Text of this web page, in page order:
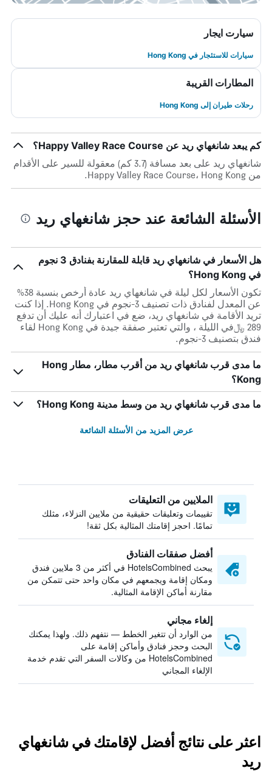
سيارت ايجار
سيارات للاستئجار في Hong Kong
المطارات القريبة
رحلات طيران إلى Hong Kong
كم يبعد شانغهاي ريد عن Happy Valley Race Course؟
شانغهاي ريد على بعد مسافة (3.7 كم) معقولة للسير على الأقدام
من Happy Valley Race Course، Hong Kong.
الأسئلة الشائعة عند حجز شانغهاي ريد
هل الأسعار في شانغهاي ريد قابلة للمقارنة بفنادق 3 نجوم
في Hong Kong؟
تكون الأسعار لكل ليلة في شانغهاي ريد عادة أرخص بنسبة 38%
عن المعدل لفنادق ذات تصنيف 3-نجوم في Hong Kong. إذا كنت
تريد الأقامة في شانغهاي ريد، ضع في اعتبارك أنه عليك أن تدفع
289 ﷼في الليلة ، والتي تعتبر صفقة جيدة في Hong Kong لقاء
فندق بتصنيف 3-نجوم.
ما مدى قرب شانغهاي ريد من أقرب مطار، مطار Hong
Kong؟
ما مدى قرب شانغهاي ريد من وسط مدينة Hong Kong؟
عرض المزيد من الأسئلة الشائعة
الملايين من التعليقات
تقييمات وتعليقات حقيقية من ملايين النزلاء، مثلك
تمامًا. احجز إقامتك المثالية بكل ثقة!
أفضل صفقات الفنادق
يبحث HotelsCombined في أكثر من 3 ملايين فندق
ومكان إقامة ويجمعهم في مكان واحد حتى تتمكن من
مقارنة أماكن الإقامة المثالية.
إلغاء مجاني
من الوارد أن تتغير الخطط — نتفهم ذلك. ولهذا يمكنك
البحث وحجز فنادق وأماكن إقامة على
HotelsCombined من وكالات السفر التي تقدم خدمة
الإلغاء المجاني
اعثر على نتائج أفضل لإقامتك في شانغهاي
ريد